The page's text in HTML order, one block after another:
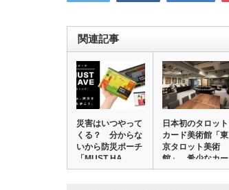
関連記事
災害はいつやって
くる？ 分からな
いから防災ポーチ
「MUST HA…
日本初のタロット
カード美術館「東
京タロット美術
館」 希少なカー
ド…